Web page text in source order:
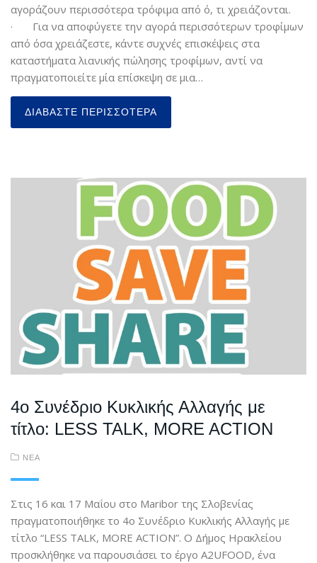
αγοράζουν περισσότερα τρόφιμα από ό, τι χρειάζονται.
· Για να αποφύγετε την αγορά περισσότερων τροφίμων
από όσα χρειάζεστε, κάντε συχνές επισκέψεις στα
καταστήματα λιανικής πώλησης τροφίμων, αντί να
πραγματοποιείτε μία επίσκεψη σε μια…
ΔΙΑΒΆΣΤΕ ΠΕΡΙΣΣΌΤΕΡΑ
4ο Συνέδριο Κυκλικής Αλλαγής με
τίτλο: LESS TALK, MORE ACTION
ΝΕΑ
Στις 16 και 17 Μαΐου στο Maribor της Σλοβενίας
πραγματοποιήθηκε το 4ο Συνέδριο Κυκλικής Αλλαγής με
τίτλο “LESS TALK, MORE ACTION”. Ο Δήμος Ηρακλείου
προσκλήθηκε να παρουσιάσει το έργο A2UFOOD, ένα